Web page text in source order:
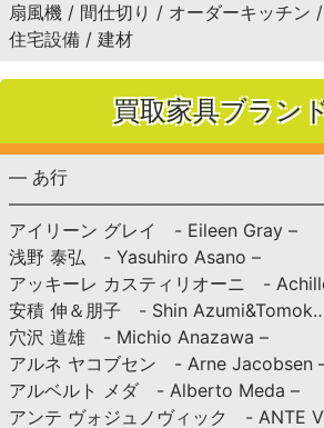
扇風機 / 間仕切り / オーダーキッチン
住宅設備 / 建材
買取家具ブラン
— あ行
アイリーン グレイ - Eileen Gray –
浅野 泰弘 - Yasuhiro Asano –
アッキーレ カスティリオーニ -
安積 伸＆朋子 - Shin
穴沢 道雄 - Michio Anazawa –
アルネ ヤコブセン - Arne Jacobsen
アルベルト メダ - Alberto Meda –
アンテ ヴォジュノヴィック - ANTE